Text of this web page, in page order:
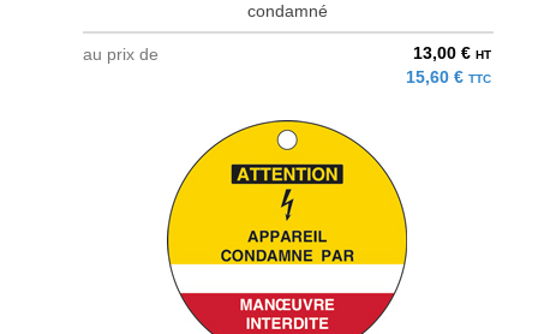
condamné
au prix de 13,00 € HT
15,60 € TTC